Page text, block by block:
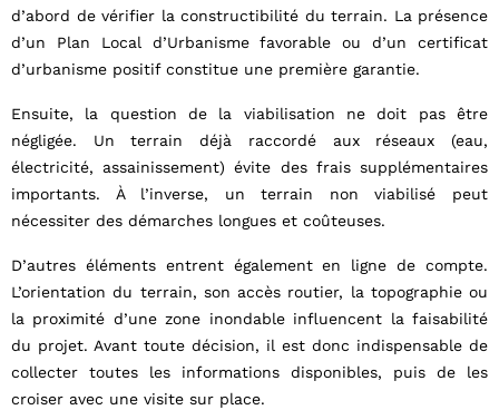
d’abord de vérifier la constructibilité du terrain. La présence
d’un Plan Local d’Urbanisme favorable ou d’un certificat
d’urbanisme positif constitue une première garantie.
Ensuite, la question de la viabilisation ne doit pas être
négligée. Un terrain déjà raccordé aux réseaux (eau,
électricité, assainissement) évite des frais supplémentaires
importants. À l’inverse, un terrain non viabilisé peut
nécessiter des démarches longues et coûteuses.
D’autres éléments entrent également en ligne de compte.
L’orientation du terrain, son accès routier, la topographie ou
la proximité d’une zone inondable influencent la faisabilité
du projet. Avant toute décision, il est donc indispensable de
collecter toutes les informations disponibles, puis de les
croiser avec une visite sur place.